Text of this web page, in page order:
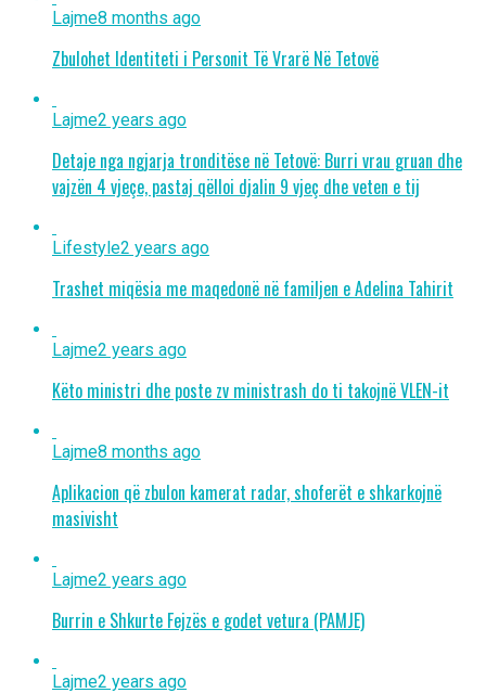
Lajme8 months ago
Zbulohet Identiteti i Personit Të Vrarë Në Tetovë
Lajme2 years ago
Detaje nga ngjarja tronditëse në Tetovë: Burri vrau gruan dhe
vajzën 4 vjeçe, pastaj qëlloi djalin 9 vjeç dhe veten e tij
Lifestyle2 years ago
Trashet miqësia me maqedonë në familjen e Adelina Tahirit
Lajme2 years ago
Këto ministri dhe poste zv ministrash do ti takojnë VLEN-it
Lajme8 months ago
Aplikacion që zbulon kamerat radar, shoferët e shkarkojnë
masivisht
Lajme2 years ago
Burrin e Shkurte Fejzës e godet vetura (PAMJE)
Lajme2 years ago